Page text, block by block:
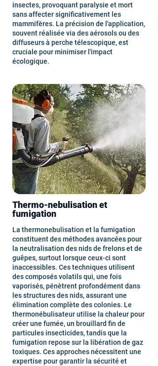
insectes, provoquant paralysie et mort
sans affecter significativement les
mammifères. La précision de l'application,
souvent réalisée via des aérosols ou des
diffuseurs à perche télescopique, est
cruciale pour minimiser l'impact
écologique.
Thermo-nebulisation et
fumigation
La thermonebulisation et la fumigation
constituent des méthodes avancées pour
la neutralisation des nids de frelons et de
guêpes, surtout lorsque ceux-ci sont
inaccessibles. Ces techniques utilisent
des composés volatils qui, une fois
vaporisés, pénètrent profondément dans
les structures des nids, assurant une
élimination complète des colonies. Le
thermonébulisateur utilise la chaleur pour
créer une fumée, un brouillard fin de
particules insecticides, tandis que la
fumigation repose sur la libération de gaz
toxiques. Ces approches nécessitent une
expertise pour garantir la sécurité et